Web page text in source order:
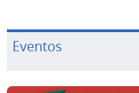
Eventos